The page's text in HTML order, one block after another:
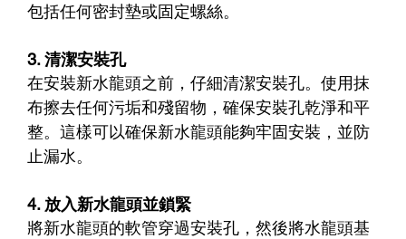
包括任何密封墊或固定螺絲。
3. 清潔安裝孔
在安裝新水龍頭之前，仔細清潔安裝孔。使用抹
布擦去任何污垢和殘留物，確保安裝孔乾淨和平
整。這樣可以確保新水龍頭能夠牢固安裝，並防
止漏水。
4. 放入新水龍頭並鎖緊
將新水龍頭的軟管穿過安裝孔，然後將水龍頭基